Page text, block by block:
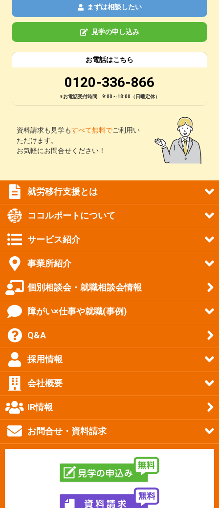
まずは相談したい
見学の申し込み
お電話はこちら
0120-336-866
※お電話受付時間 9:00～18:00（日曜定休）
資料請求も見学もすべて無料でご利用い
ただけます。
お気軽にお問合せください！
就労移行支援とは
ココルポートについて
サービス紹介
事業所紹介
個別相談会・就職相談会情報
障がい×仕事や就職(事例)
Q&A
採用情報
会社概要
IR情報
お問合せ・資料請求